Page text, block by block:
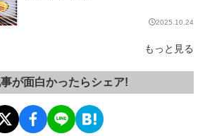
2025.10.24
もっと見る
が面白かったらシェア!